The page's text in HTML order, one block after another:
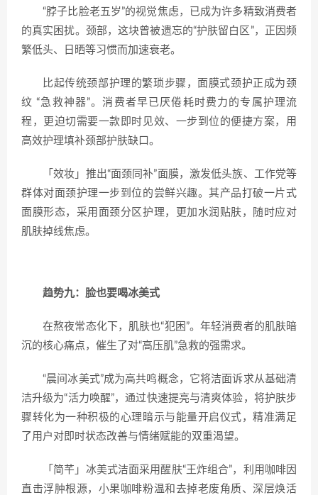
“脖子比脸老五岁”的视觉焦虑，已成为许多精致消费者
的真实困扰。颈部，这块曾被遗忘的“护肤留白区”，正因频
繁低头、日晒等习惯而加速衰老。
比起传统颈部护理的繁琐步骤，面膜式颈护正成为颈
纹 “急救神器”。消费者早已厌倦耗时费力的专属护理流
程，更迫切需要一款即时见效、一步到位的便捷方案，用
高效护理填补颈部护肤缺口。
「效妆」推出“面颈同补”面膜，激发低头族、工作党等
群体对面颈护理一步到位的尝鲜兴趣。其产品打破一片式
面膜形态，采用面颈分区护理，更加水润贴肤，随时应对
肌肤掉线焦虑。
趋势九：脸也要喝冰美式
在熬夜常态化下，肌肤也“犯困”。年轻消费者的肌肤暗
沉的核心痛点，催生了对“高压肌”急救的强需求。
“晨间冰美式”成为高共鸣概念，它将洁面诉求从基础清
洁升级为“活力唤醒”，通过快速提亮与清爽体验，将护肤步
骤转化为一种积极的心理暗示与能量开启仪式，精准满足
了用户对即时状态改善与情绪赋能的双重渴望。
「简芊」冰美式洁面采用醒肤“王炸组合”，利用咖啡因
直击浮肿根源，小果咖啡粉温和去掉老废角质、深层焕活